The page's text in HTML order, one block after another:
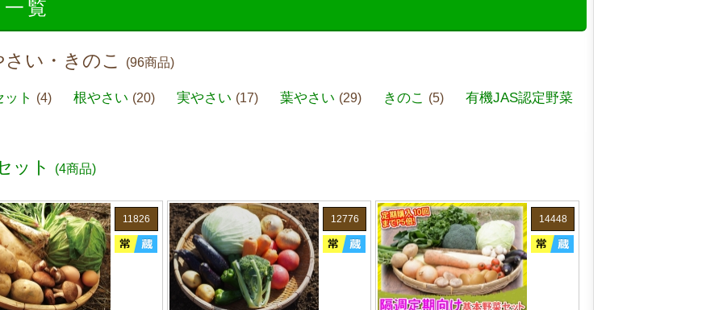
覧
さい・きのこ (96商品)
ット (4) 根やさい (20) 実やさい (17) 葉やさい (29) きのこ (5) 有機JAS認定野菜
ット (4商品)
11826 12776 14448